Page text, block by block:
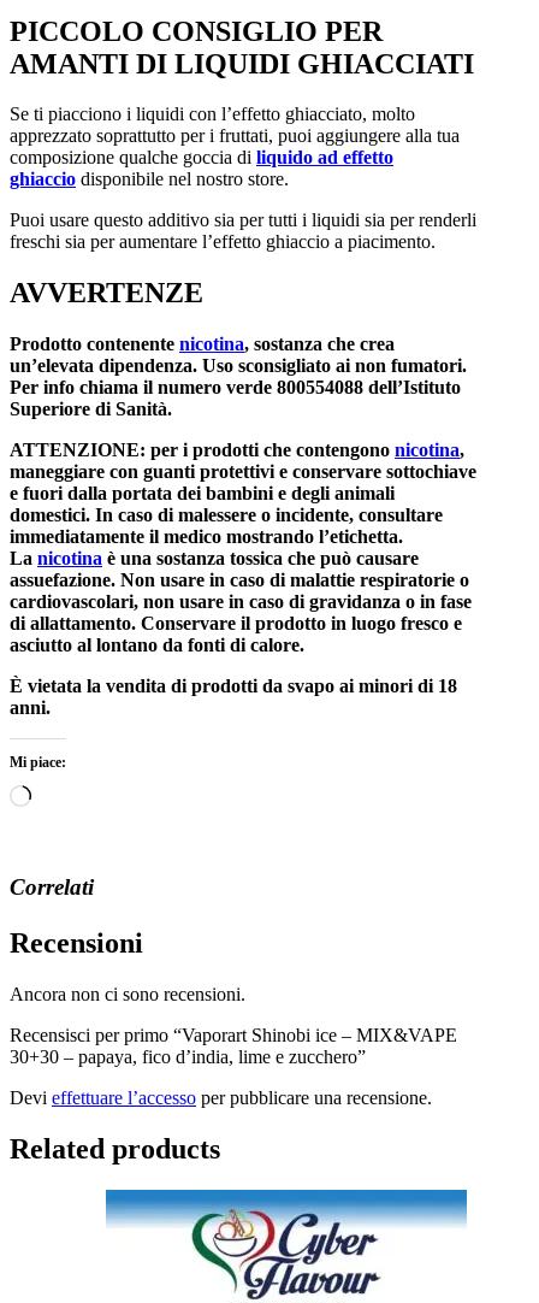
PICCOLO CONSIGLIO PER
AMANTI DI LIQUIDI GHIACCIATI
Se ti piacciono i liquidi con l’effetto ghiacciato, molto
apprezzato soprattutto per i fruttati, puoi aggiungere alla tua
composizione qualche goccia di liquido ad effetto
ghiaccio disponibile nel nostro store.
Puoi usare questo additivo sia per tutti i liquidi sia per renderli
freschi sia per aumentare l’effetto ghiaccio a piacimento.
AVVERTENZE
Prodotto contenente nicotina, sostanza che crea
un’elevata dipendenza. Uso sconsigliato ai non fumatori.
Per info chiama il numero verde 800554088 dell’Istituto
Superiore di Sanità.
ATTENZIONE: per i prodotti che contengono nicotina,
maneggiare con guanti protettivi e conservare sottochiave
e fuori dalla portata dei bambini e degli animali
domestici. In caso di malessere o incidente, consultare
immediatamente il medico mostrando l’etichetta.
La nicotina è una sostanza tossica che può causare
assuefazione. Non usare in caso di malattie respiratorie o
cardiovascolari, non usare in caso di gravidanza o in fase
di allattamento. Conservare il prodotto in luogo fresco e
asciutto al lontano da fonti di calore.
È vietata la vendita di prodotti da svapo ai minori di 18
anni.
Mi piace:
Caricamento
Correlati
Recensioni
Ancora non ci sono recensioni.
Recensisci per primo “Vaporart Shinobi ice – MIX&VAPE
30+30 – papaya, fico d’india, lime e zucchero”
Devi effettuare l’accesso per pubblicare una recensione.
Related products